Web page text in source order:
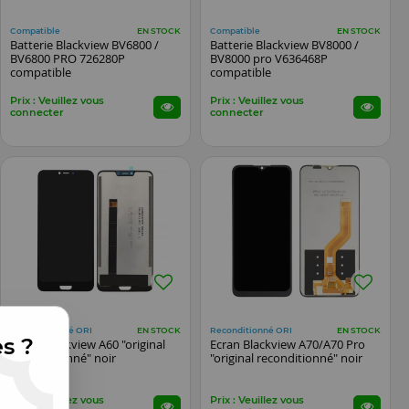
Compatible EN STOCK
Batterie Blackview BV6800 /
BV6800 PRO 726280P
compatible
Prix : Veuillez vous
connecter
Compatible EN STOCK
Batterie Blackview BV8000 /
BV8000 pro V636468P
compatible
Prix : Veuillez vous
connecter
Reconditionné ORI EN STOCK
Ecran Blackview A60 "original
reconditionné" noir
Prix : Veuillez vous
Reconditionné ORI EN STOCK
Ecran Blackview A70/A70 Pro
"original reconditionné" noir
Prix : Veuillez vous
?